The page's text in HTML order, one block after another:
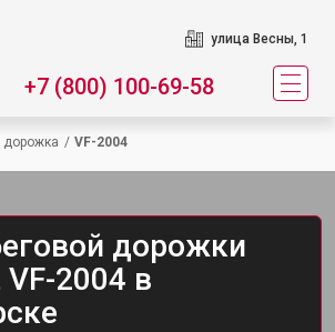
улица Весны, 1
+7 (800) 100-69-58
дорожка / VF-2004
дорожки
2004 в